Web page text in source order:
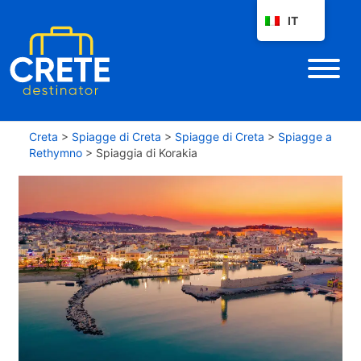
Creta > Spiagge di Creta > Spiagge di Creta > Spiagge a
Rethymno > Spiaggia di Korakia
IT